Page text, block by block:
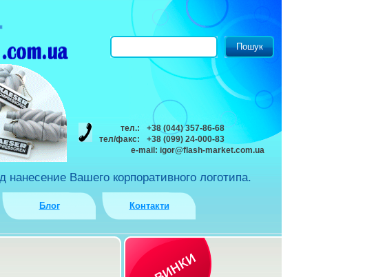
Вашего корпоративного логотипа.
Блог Контакти
тел.:
+38 (044) 357-86-68
тел/факс:
+38 (099) 24-000-83
e-mail: igor@flash-market.com.ua